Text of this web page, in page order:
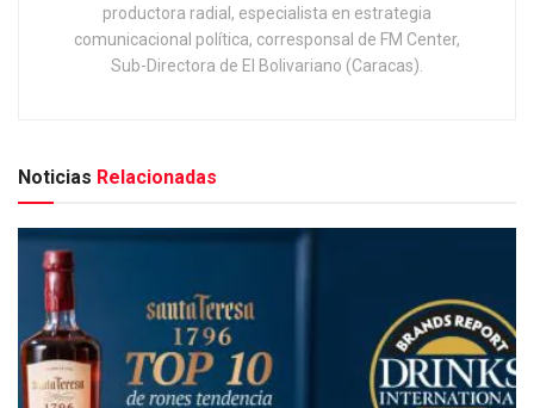
productora radial, especialista en estrategia
comunicacional política, corresponsal de FM Center,
Sub-Directora de El Bolivariano (Caracas).
Noticias Relacionadas